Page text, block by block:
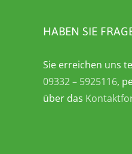
HABEN SIE
Sie erreichen uns
09332 – 5925116,
über das